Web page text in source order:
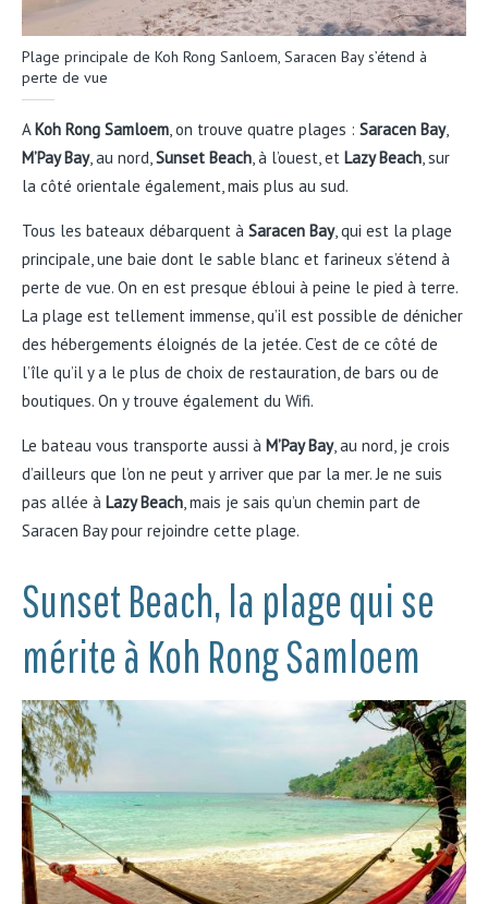
Plage principale de Koh Rong Sanloem, Saracen Bay s’étend à
perte de vue
AKoh Rong Samloem , on trouve quatre plages : Saracen Bay,
M’Pay Bay, au nord, Sunset Beach , à l’ouest, et Lazy Beach , sur
la côté orientale également, mais plus au sud.
Tous les bateaux débarquent à Saracen Bay, qui est la plage
principale, une baie dont le sable blanc et farineux s’étend à
perte de vue. On en est presque ébloui à peine le pied à terre.
La plage est tellement immense, qu’il est possible de dénicher
des hébergements éloignés de la jetée. C’est de ce côté de
l’île qu’il y a le plus de choix de restauration, de bars ou de
boutiques. On y trouve également du Wifi.
Le bateau vous transporte aussi à M’Pay Bay, au nord, je crois
d’ailleurs que l’on ne peut y arriver que par la mer. Je ne suis
pas allée à Lazy Beach , mais je sais qu’un chemin part de
Saracen Bay pour rejoindre cette plage.
Sunset Beach, la plage qui se
mérite à Koh Rong Samloem